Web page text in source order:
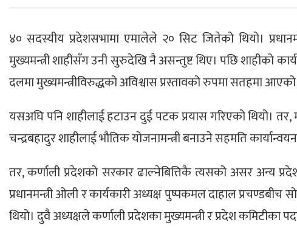
४० सदस्यीय प्रदेशसभामा एमालेले २० सिट जितेको थियो।
मुख्यमन्त्री शाहीसँग उनी सुरुदेखि नै असन्तुष्ट थिए। पछि शाहीको
दलमा मुख्यमन्त्रीविरुद्धको अविश्वास प्रस्तावको रुपमा सतहमा
यसअघि पनि शाहीलाई हटाउन दुई पटक प्रयास गरिएको थियो।
चन्द्रबहादुर शाहीलाई भौतिक योजनामन्त्री बनाउने सहमति
तर, कर्णाली प्रदेशको सरकार ढाल्नेबित्तिकै त्यसको असर अन्य
प्रधानमन्त्री ओली र कार्यकारी अध्यक्ष पुष्पकमल दाहाल
थियो। दुवै अध्यक्षले कर्णाली प्रदेशका मुख्यमन्त्री र प्रदेश